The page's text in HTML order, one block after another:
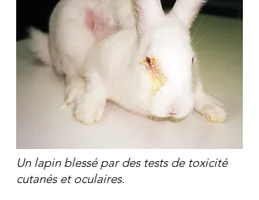
Un lapin blessé par des tests de toxicité
cutanés et oculaires.